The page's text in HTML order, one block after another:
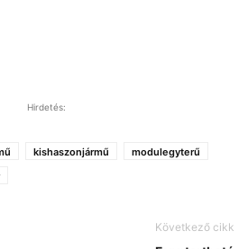
Hirdetés:
kishaszonjármű
modulegyterű
Következő cikk